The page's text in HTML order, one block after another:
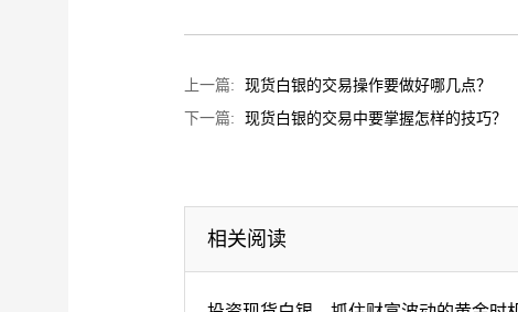
上一篇:
现货白银的交易操作要做好哪几点？
下一篇:
现货白银的交易中要掌握怎样的技巧？
相关阅读